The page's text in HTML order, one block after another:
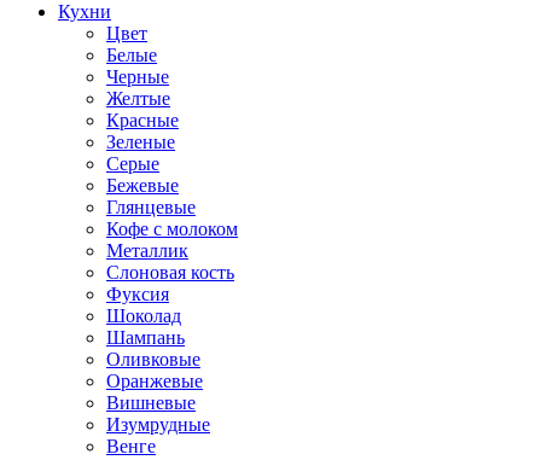
Кухни
Цвет
Белые
Черные
Желтые
Красные
Зеленые
Серые
Бежевые
Глянцевые
Кофе с молоком
Металлик
Слоновая кость
Фуксия
Шоколад
Шампань
Оливковые
Оранжевые
Вишневые
Изумрудные
Венге